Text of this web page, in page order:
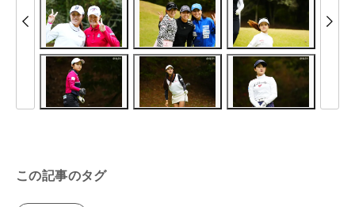
この記事のタグ